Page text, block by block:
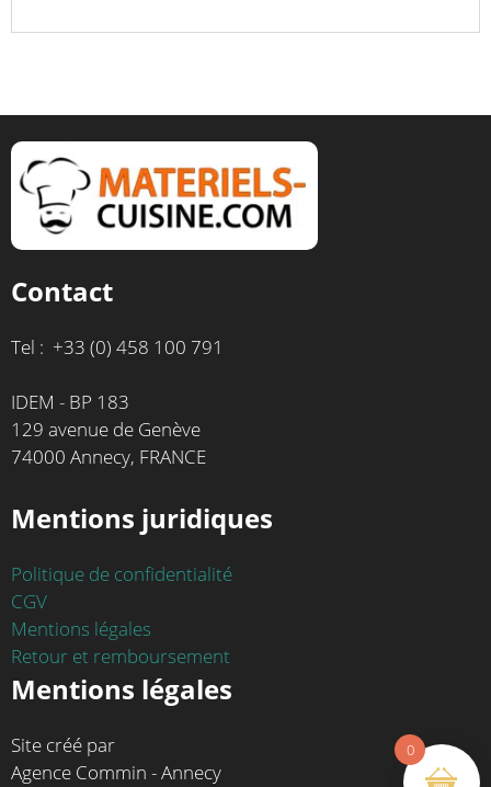
Contact
Tel : +33 (0) 458 100 791
IDEM - BP 183
129 avenue de Genève
74000 Annecy, FRANCE
Mentions juridiques
Politique de confidentialité
CGV
Mentions légales
Retour et remboursement
Mentions légales
Site créé par
Agence Commin - Annecy
0